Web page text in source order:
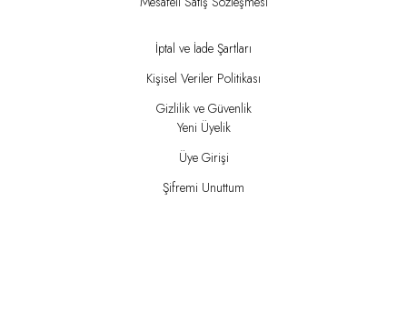
İptal ve İade Şartları
Kişisel Veriler Politikası
Gizlilik ve Güvenlik
Yeni Üyelik
Üye Girişi
Şifremi Unuttum